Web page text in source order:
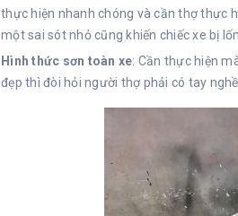
thực hiện nhanh chóng và cần thợ thực
một sai sót nhỏ cũng khiến chiếc xe bị
Hình thức sơn toàn xe: Cần thực hiện
đẹp thì đòi hỏi người thợ phải có tay